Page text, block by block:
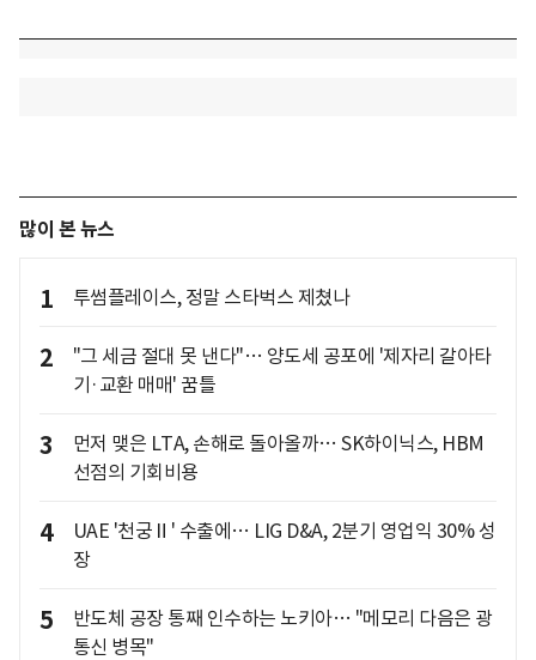
많이 본 뉴스
1 투썸플레이스, 정말 스타벅스 제쳤나
2
"그 세금 절대 못 낸다"… 양도세 공포에 '제자리 갈아타
기·교환 매매' 꿈틀
3
먼저 맺은 LTA, 손해로 돌아올까… SK하이닉스, HBM
선점의 기회비용
4
UAE '천궁Ⅱ' 수출에… LIG D&A, 2분기 영업익 30% 성
장
5
반도체 공장 통째 인수하는 노키아… "메모리 다음은 광
통신 병목"